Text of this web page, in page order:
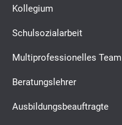
Kollegium
Schulsozialarbeit
Multiprofessionelles Team
Beratungslehrer
Ausbildungsbeauftragte